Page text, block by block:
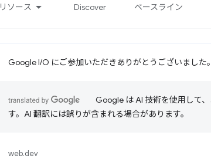
リソース Discover ベースライン
Google I/O にご参加いただきありがとうございました。
Google は AI 技術を使用して
す。AI 翻訳には誤りが含まれる場合があります。
web.dev